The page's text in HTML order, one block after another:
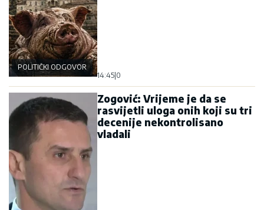
POLITIČKI ODGOVOR
14:45 0
Zogović: Vrijeme je da se
rasvijetli uloga onih koji su tri
decenije nekontrolisano
vladali